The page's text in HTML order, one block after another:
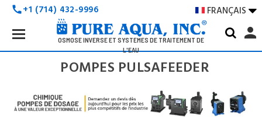
call+1 (714) 432-9996 FRANÇAIS 
OSMOSE INVERSE ET SYSTÈMES DE TRAITEMENT DE
L'EAU
Search
Keyword:
person
POMPES PULSAFEEDER